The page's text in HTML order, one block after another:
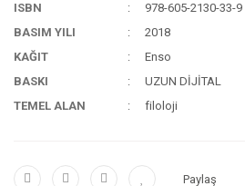
ISBN
978-605-2130-33-9
BASIM YILI
2018
KAĞIT
Enso
BASKI
UZUN DİJİTAL
TEMEL ALAN
filoloji
Paylaş